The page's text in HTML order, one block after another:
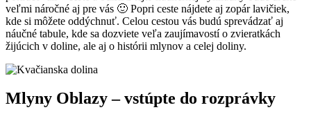
veľmi náročné aj pre vás 🙂 Popri ceste nájdete aj zopár lavičiek,
kde si môžete oddýchnuť. Celou cestou vás budú sprevádzať aj
náučné tabule, kde sa dozviete veľa zaujímavostí o zvieratkách
žijúcich v doline, ale aj o histórii mlynov a celej doliny.
Mlyny Oblazy – vstúpte do rozprávky